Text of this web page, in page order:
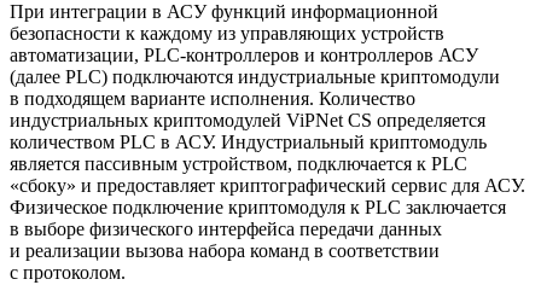
При интеграции в АСУ функций информационной
безопасности к каждому из управляющих устройств
автоматизации, PLC-контроллеров и контроллеров АСУ
(далее PLC) подключаются индустриальные криптомодули
в подходящем варианте исполнения. Количество
индустриальных криптомодулей ViPNet CS определяется
количеством PLC в АСУ. Индустриальный криптомодуль
является пассивным устройством, подключается к PLC
«сбоку» и предоставляет криптографический сервис для АСУ.
Физическое подключение криптомодуля к PLC заключается
в выборе физического интерфейса передачи данных
и реализации вызова набора команд в соответствии
с протоколом.